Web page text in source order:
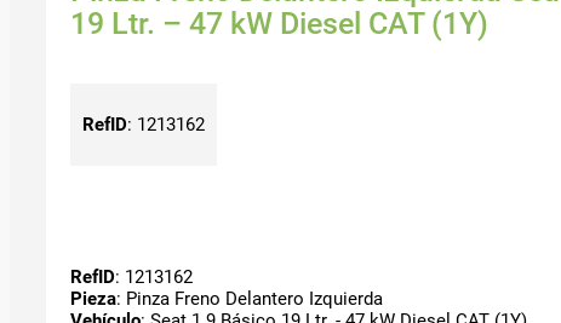
19 Ltr. – 47 kW Diesel CAT (1Y)
RefID: 1213162
RefID: 1213162
Pieza: Pinza Freno Delantero Izquierda